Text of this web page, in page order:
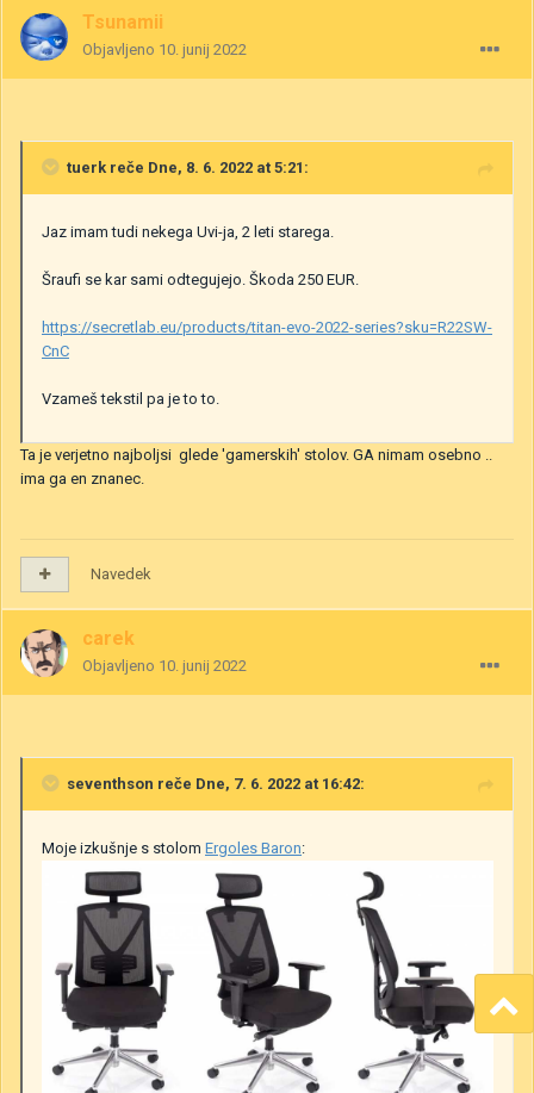
Tsunamii
Objavljeno 10. junij 2022
tuerk reče Dne, 8. 6. 2022 at 5:21:
Jaz imam tudi nekega Uvi-ja, 2 leti starega.
Šraufi se kar sami odtegujejo. Škoda 250 EUR.
https://secretlab.eu/products/titan-evo-2022-series?sku=R22SW-
CnC
Vzameš tekstil pa je to to.
Ta je verjetno najboljsi glede 'gamerskih' stolov. GA nimam osebno ..
ima ga en znanec.
Navedek
carek
Objavljeno 10. junij 2022
seventhson reče Dne, 7. 6. 2022 at 16:42:
Moje izkušnje s stolom Ergoles Baron: